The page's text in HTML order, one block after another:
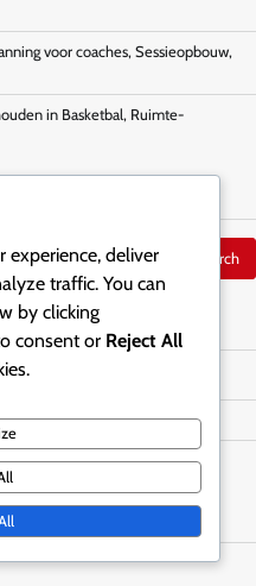
voor coaches, Sessieopbouw,
in Basketbal, Ruimte-
experience, deliver
traffic. You can
by clicking
consent or Reject All